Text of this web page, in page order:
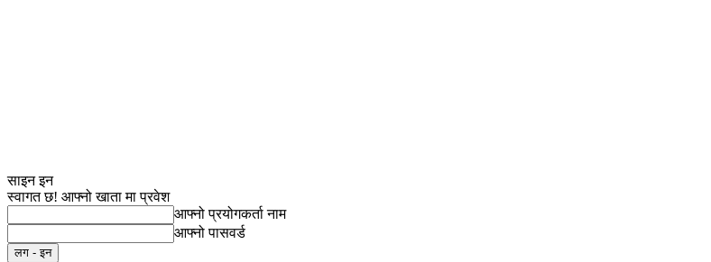
साइन इन
स्वागत छ! आफ्नो खाता मा प्रवेश
आफ्नो प्रयोगकर्ता नाम
आफ्नो पासवर्ड